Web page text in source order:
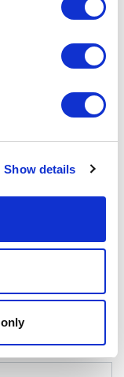
Show details
de sostenibilidad y
para sus envases,
a las empresas
para evitar que